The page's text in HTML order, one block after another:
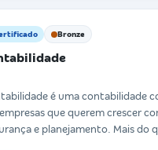
Bronze
é uma contabilidade
que querem crescer
clareza, segurança e planejamento.